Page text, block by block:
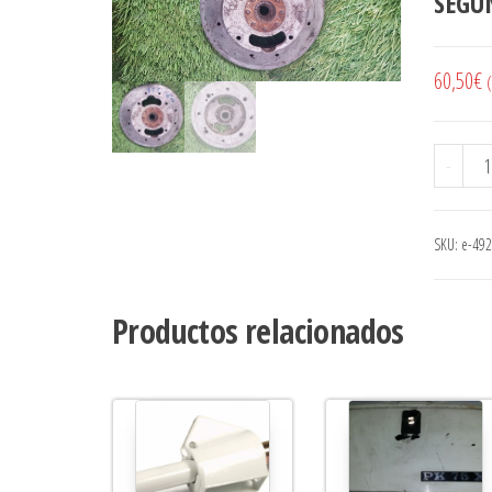
60,50€
-
SKU: e-492
Productos relacionados